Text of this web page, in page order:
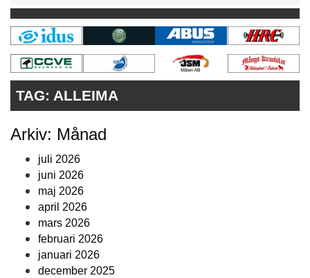
KONTAKT
VÅRA ANDRA MAGASIN
PRENUMERERA
ANNONSERA
TAG: ALLEIMA
Arkiv: Månad
juli 2026
juni 2026
maj 2026
april 2026
mars 2026
februari 2026
januari 2026
december 2025